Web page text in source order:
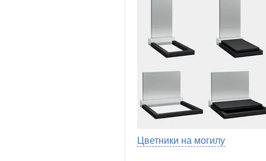
Цветники на могилу